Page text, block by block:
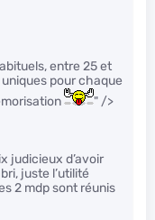
entre 25 et
pour chaque
" />
judicieux d’avoir
juste l’utilité
2 mdp sont réunis